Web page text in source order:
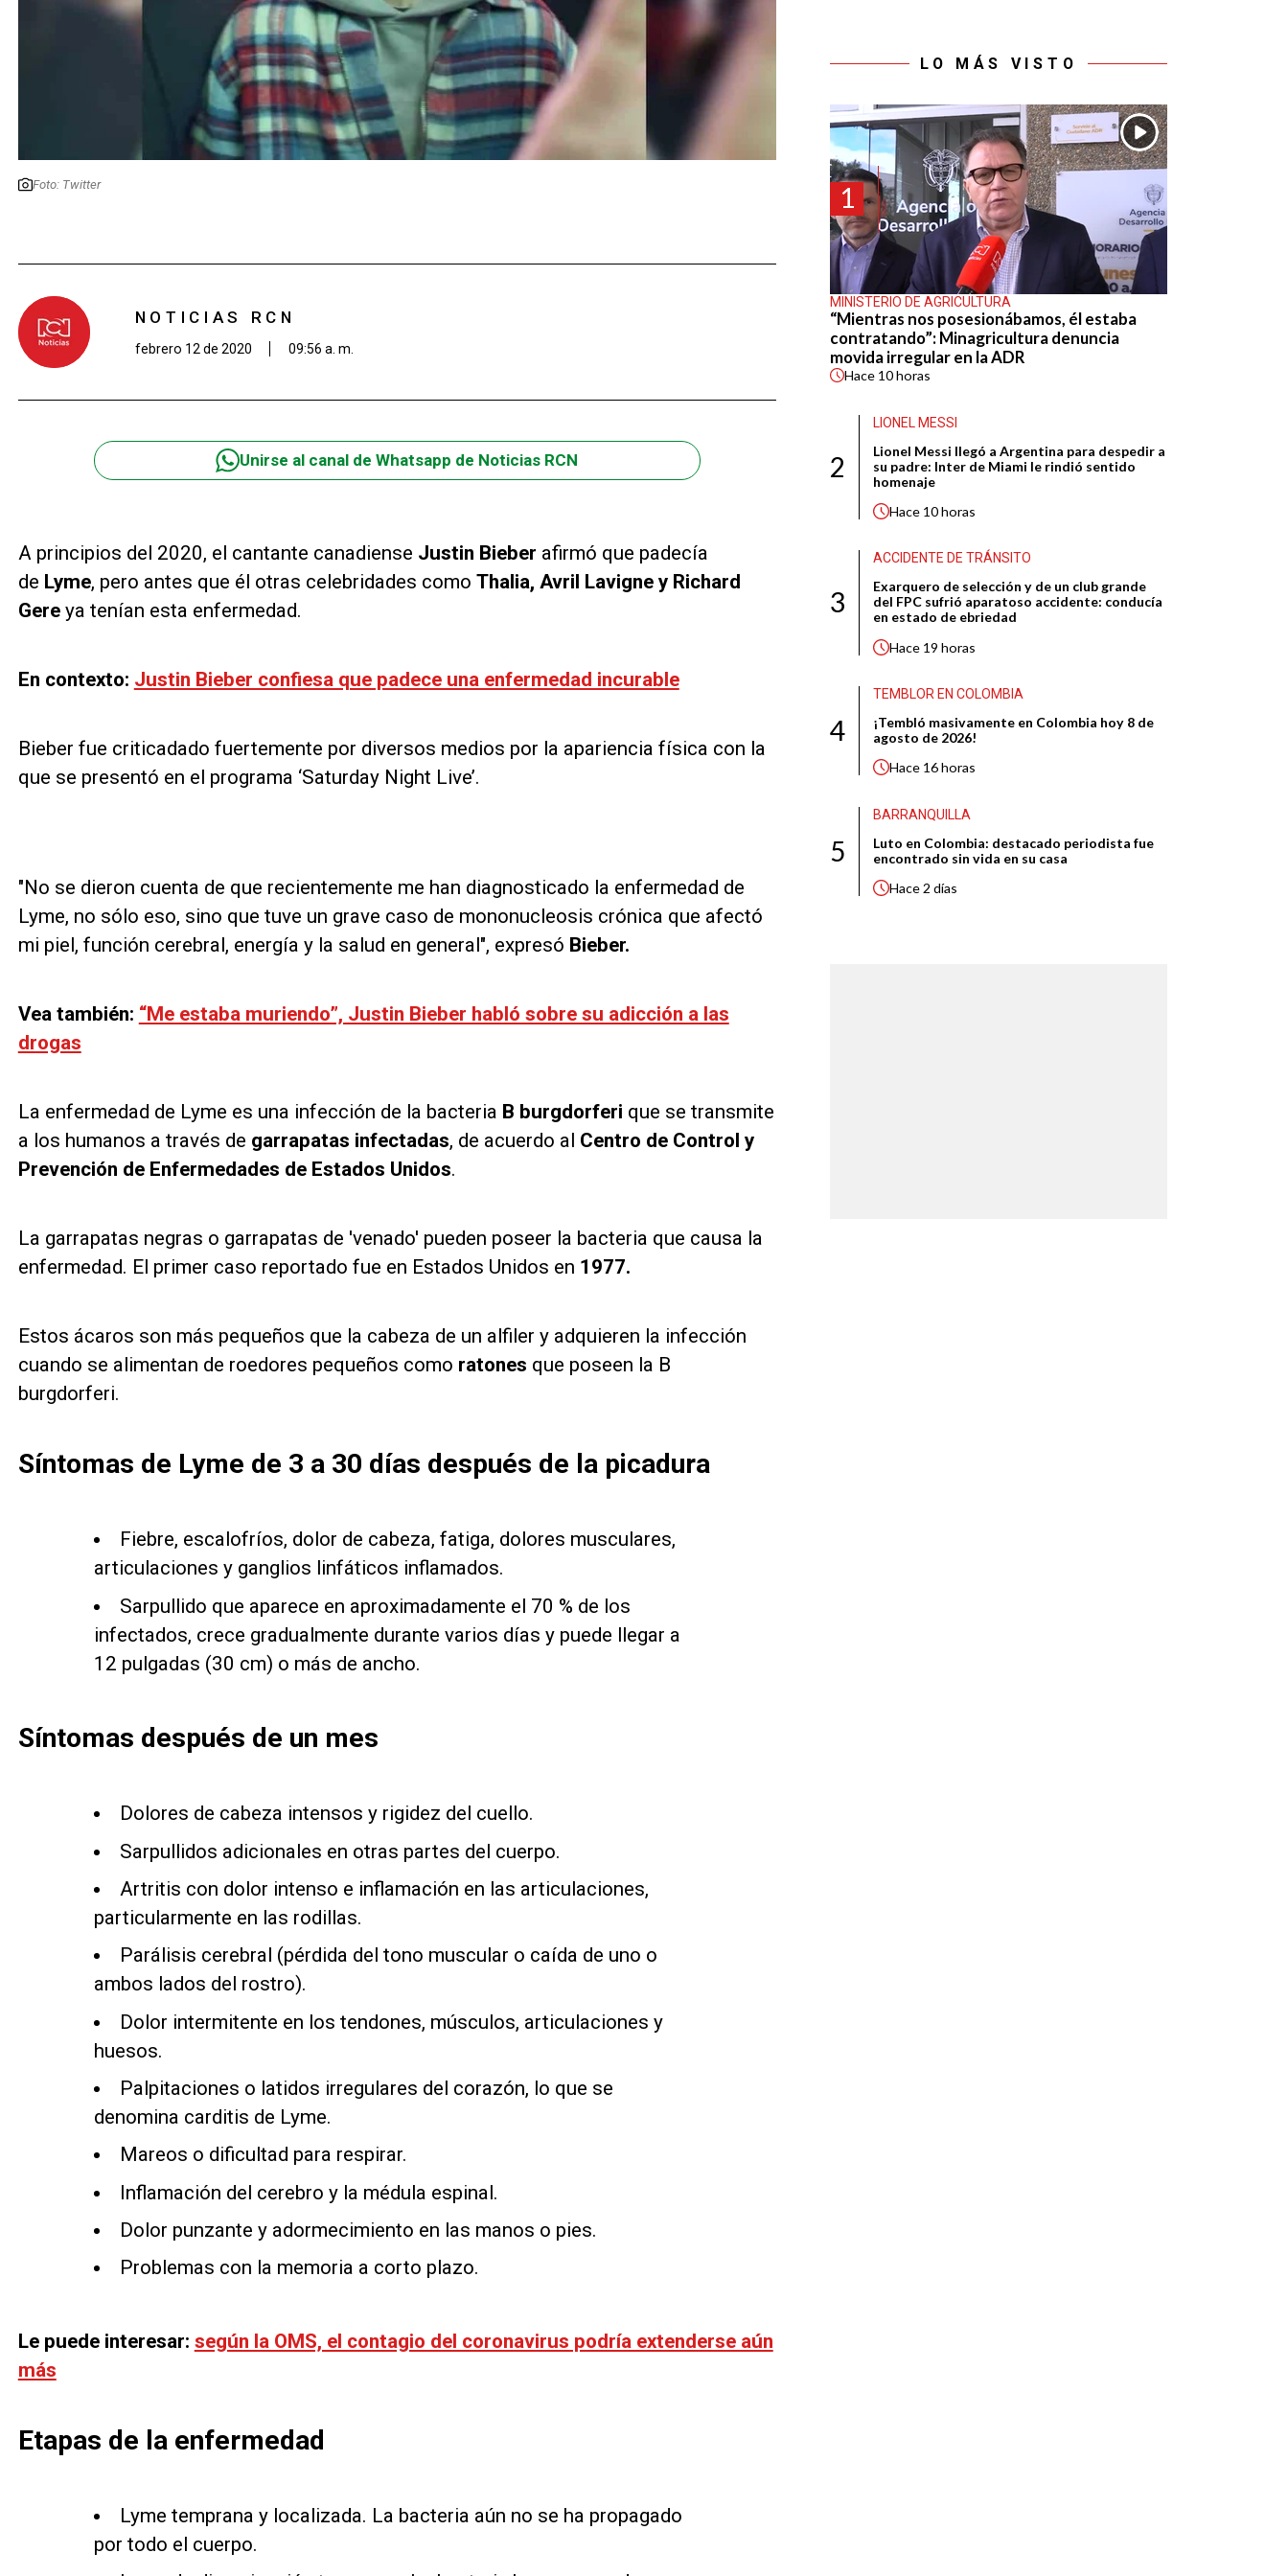
Foto: Twitter
NOTICIAS RCN
febrero 12 de 2020 09:56 a. m.
Unirse al canal de Whatsapp de Noticias RCN
A principios del 2020, el cantante canadiense Justin Bieber afirmó que padecía
de Lyme, pero antes que él otras celebridades como Thalia, Avril Lavigne y Richard
Gere ya tenían esta enfermedad.
En contexto: Justin Bieber confiesa que padece una enfermedad incurable
Bieber fue criticadado fuertemente por diversos medios por la apariencia física con la
que se presentó en el programa ‘Saturday Night Live’.
"No se dieron cuenta de que recientemente me han diagnosticado la enfermedad de
Lyme, no sólo eso, sino que tuve un grave caso de mononucleosis crónica que afectó
mi piel, función cerebral, energía y la salud en general", expresó Bieber.
Vea también: “Me estaba muriendo”, Justin Bieber habló sobre su adicción a las
drogas
La enfermedad de Lyme es una infección de la bacteria B burgdorferi que se transmite
a los humanos a través de garrapatas infectadas, de acuerdo al Centro de Control y
Prevención de Enfermedades de Estados Unidos.
La garrapatas negras o garrapatas de 'venado' pueden poseer la bacteria que causa la
enfermedad. El primer caso reportado fue en Estados Unidos en 1977.
Estos ácaros son más pequeños que la cabeza de un alfiler y adquieren la infección
cuando se alimentan de roedores pequeños como ratones que poseen la B
burgdorferi.
Síntomas de Lyme de 3 a 30 días después de la picadura
Fiebre, escalofríos, dolor de cabeza, fatiga, dolores musculares,
articulaciones y ganglios linfáticos inflamados.
Sarpullido que aparece en aproximadamente el 70 % de los
infectados, crece gradualmente durante varios días y puede llegar a
12 pulgadas (30 cm) o más de ancho.
Síntomas después de un mes
Dolores de cabeza intensos y rigidez del cuello.
Sarpullidos adicionales en otras partes del cuerpo.
Artritis con dolor intenso e inflamación en las articulaciones,
particularmente en las rodillas.
Parálisis cerebral (pérdida del tono muscular o caída de uno o
ambos lados del rostro).
Dolor intermitente en los tendones, músculos, articulaciones y
huesos.
Palpitaciones o latidos irregulares del corazón, lo que se
denomina carditis de Lyme.
Mareos o dificultad para respirar.
Inflamación del cerebro y la médula espinal.
Dolor punzante y adormecimiento en las manos o pies.
Problemas con la memoria a corto plazo.
Le puede interesar: según la OMS, el contagio del coronavirus podría extenderse aún
más
Etapas de la enfermedad
Lyme temprana y localizada. La bacteria aún no se ha propagado
por todo el cuerpo.
LO MÁS VISTO
1
MINISTERIO DE AGRICULTURA
“Mientras nos posesionábamos, él estaba
contratando”: Minagricultura denuncia
movida irregular en la ADR
Hace 10 horas
2
LIONEL MESSI
Lionel Messi llegó a Argentina para despedir a
su padre: Inter de Miami le rindió sentido
homenaje
Hace 10 horas
3
ACCIDENTE DE TRÁNSITO
Exarquero de selección y de un club grande
del FPC sufrió aparatoso accidente: conducía
en estado de ebriedad
Hace 19 horas
4
TEMBLOR EN COLOMBIA
¡Tembló masivamente en Colombia hoy 8 de
agosto de 2026!
Hace 16 horas
5
BARRANQUILLA
Luto en Colombia: destacado periodista fue
encontrado sin vida en su casa
Hace2 días